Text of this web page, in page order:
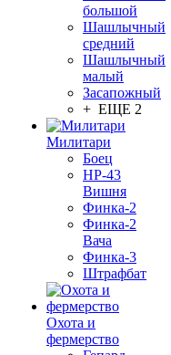
большой
Шашлычный
средний
Шашлычный
малый
Засапожный
+ ЕЩЕ 2
Милитари
Боец
НР-43
Вишня
Финка-2
Финка-2
Вача
Финка-3
Штрафбат
Охота и
фермерство